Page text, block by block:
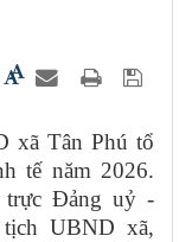
Tân Phú tổ
tế năm 2026.
trực Đảng uỷ -
UBND xã,